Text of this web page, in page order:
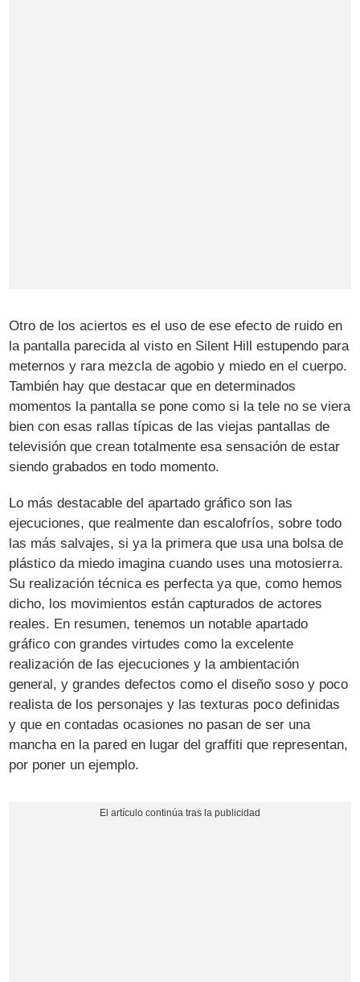
Otro de los aciertos es el uso de ese efecto de ruido en
la pantalla parecida al visto en Silent Hill estupendo para
meternos y rara mezcla de agobio y miedo en el cuerpo.
También hay que destacar que en determinados
momentos la pantalla se pone como si la tele no se viera
bien con esas rallas típicas de las viejas pantallas de
televisión que crean totalmente esa sensación de estar
siendo grabados en todo momento.
Lo más destacable del apartado gráfico son las
ejecuciones, que realmente dan escalofríos, sobre todo
las más salvajes, si ya la primera que usa una bolsa de
plástico da miedo imagina cuando uses una motosierra.
Su realización técnica es perfecta ya que, como hemos
dicho, los movimientos están capturados de actores
reales. En resumen, tenemos un notable apartado
gráfico con grandes virtudes como la excelente
realización de las ejecuciones y la ambientación
general, y grandes defectos como el diseño soso y poco
realista de los personajes y las texturas poco definidas
y que en contadas ocasiones no pasan de ser una
mancha en la pared en lugar del graffiti que representan,
por poner un ejemplo.